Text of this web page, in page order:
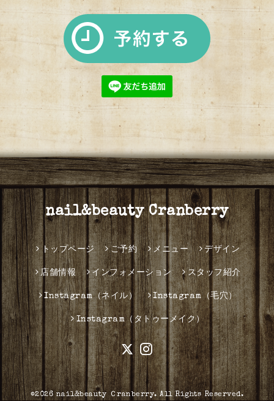
nail&beauty Cranberry
トップページ ご予約 メニュー デザイン
店舗情報 インフォメーション スタッフ紹介
Instagram（ネイル） Instagram（毛穴）
Instagram（タトゥーメイク）
©2026 nail&beauty Ｃranberry. All Rights Reserved.